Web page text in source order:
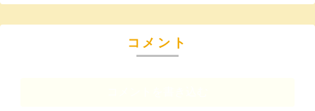
コメント